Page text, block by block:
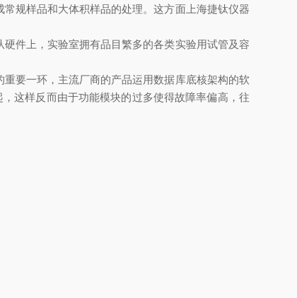
规样品和大体积样品的处理。这方面上海捷钛仪器
件上，实验室拥有品目繁多的各类实验用试管及容
要一环，主流厂商的产品运用数据库底核架构的软
这样反而由于功能模块的过多使得故障率偏高，往